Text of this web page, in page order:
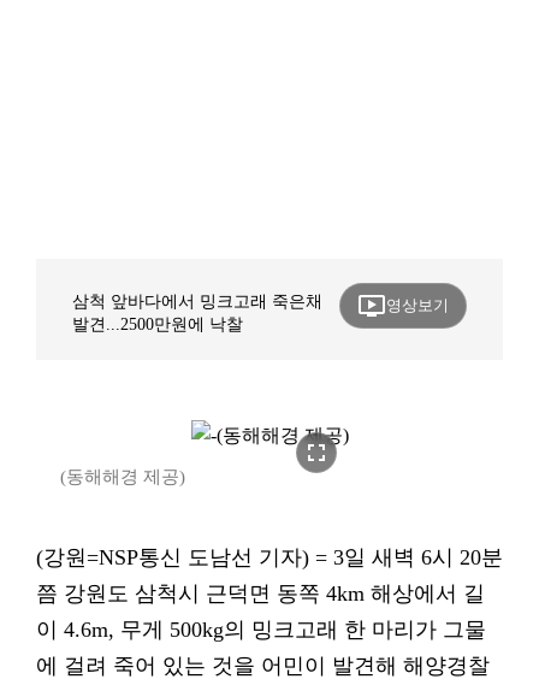
삼척 앞바다에서 밍크고래 죽은채
발견...2500만원에 낙찰
ondemand_video영상보기
fullscreen
(동해해경 제공)
(강원=NSP통신 도남선 기자) = 3일 새벽 6시 20분
쯤 강원도 삼척시 근덕면 동쪽 4km 해상에서 길
이 4.6m, 무게 500kg의 밍크고래 한 마리가 그물
에 걸려 죽어 있는 것을 어민이 발견해 해양경찰